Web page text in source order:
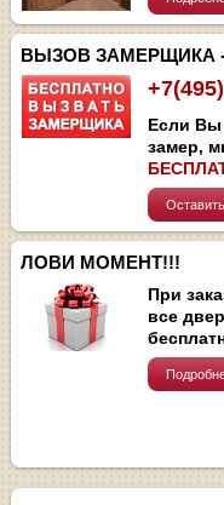
ВЫЗОВ ЗАМЕРЩИКА
Если Вы
замер,
ЛОВИ МОМЕНТ!!!
При
все